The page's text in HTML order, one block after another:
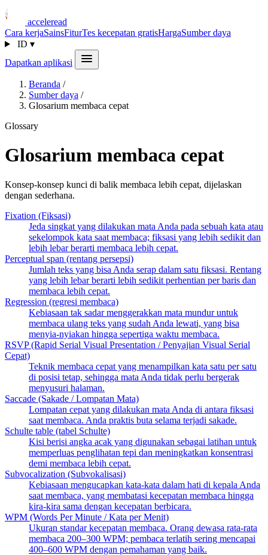
acceleread
Cara kerjaSainsFiturTes kecepatan gratisHargaSumber daya
ID ▾
Dapatkan aplikasi
Beranda /
Sumber daya /
Glosarium membaca cepat
Glossary
Glosarium membaca cepat
Konsep-konsep kunci di balik membaca lebih cepat, dijelaskan
dengan sederhana.
Fixation (Fiksasi)
Jeda singkat yang dilakukan mata Anda pada sebuah kata atau
sekelompok kata saat membaca; fiksasi yang lebih sedikit dan
lebih lebar berarti membaca lebih cepat.
Perceptual span (rentang persepsi)
Jumlah teks yang bisa Anda serap dalam satu fiksasi. Rentang
yang lebih lebar berarti lebih sedikit perhentian per baris dan
membaca lebih cepat.
Regression (regresi membaca)
Kebiasaan tak sadar menggerakkan mata mundur untuk
membaca ulang teks yang sudah Anda lewati, yang bisa
menyia-nyiakan hingga sepertiga waktu membaca.
RSVP (Rapid Serial Visual Presentation / Penyajian Visual Serial
Cepat)
Teknik membaca cepat yang menampilkan kata satu per satu
di posisi tetap, sehingga mata Anda tidak perlu bergerak
menyusuri halaman.
Saccade (Sakade / Lompatan Mata)
Lompatan cepat yang dilakukan mata Anda di antara fiksasi
saat membaca. Anda praktis buta selama terjadi sakade.
Schulte table (tabel Schulte)
Kisi berisi angka acak yang digunakan sebagai latihan untuk
memperluas penglihatan tepi dan meningkatkan konsentrasi
demi membaca lebih cepat.
Subvocalization (Subvokalisasi)
Kebiasaan mengucapkan kata-kata dalam hati di kepala Anda
saat membaca, yang membatasi kecepatan membaca hingga
kira-kira sama dengan kecepatan berbicara.
WPM (Words Per Minute / Kata per Menit)
Ukuran standar kecepatan membaca. Orang dewasa rata-rata
membaca 200–300 WPM; pembaca terlatih sering mencapai
400–600 WPM dengan pemahaman yang baik.